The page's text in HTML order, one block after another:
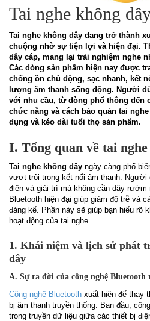
Tai nghe không
Tai nghe không dây đang trở thành
chuộng nhờ sự tiện lợi và hiện đại.
dây cáp, mang lại trải nghiệm nghe
Các dòng sản phẩm hiện nay được
chống ồn chủ động, sạc nhanh, kết
lượng âm thanh sống động. Người
với nhu cầu, từ dòng phổ thông đến
chức năng và cách bảo quản tai
dụng và kéo dài tuổi thọ sản phẩm.
I. Tổng quan về tai
Tai nghe không dây ngày càng phổ
vượt trội trong kết nối âm thanh. Người
điện và giải trí mà không cần dây rườm
Bluetooth hiện đại giúp giảm độ trễ và
đáng kể. Phần này sẽ giúp bạn hiểu rõ
hoạt động của tai nghe.
1. Khái niệm và lịch sử phát
dây
A. Sự ra đời của công nghệ Bluetooth
Công nghệ Bluetooth xuất hiện để thay
bị âm thanh truyền thống. Ban đầu,
trong truyền dữ liệu giữa các thiết bị